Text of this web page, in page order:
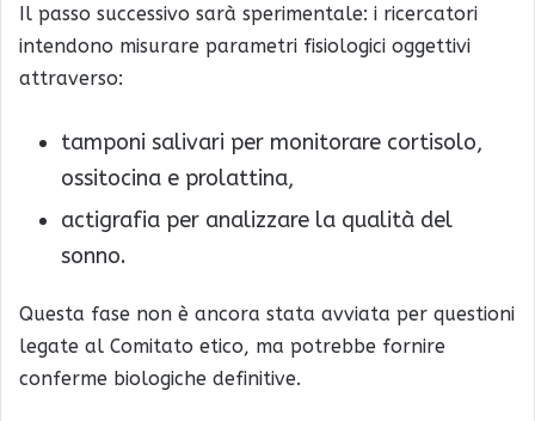
Il passo successivo sarà sperimentale: i ricercatori
intendono misurare parametri fisiologici oggettivi
attraverso:
tamponi salivari per monitorare cortisolo,
ossitocina e prolattina,
actigrafia per analizzare la qualità del
sonno.
Questa fase non è ancora stata avviata per questioni
legate al Comitato etico, ma potrebbe fornire
conferme biologiche definitive.